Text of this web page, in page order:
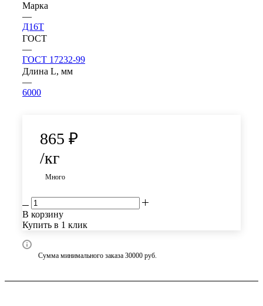
Марка
—
Д16Т
ГОСТ
—
ГОСТ 17232-99
Длина L, мм
—
6000
865 ₽
/кг
Много
В корзину
Купить в 1 клик
Сумма минимального заказа 30000 руб.